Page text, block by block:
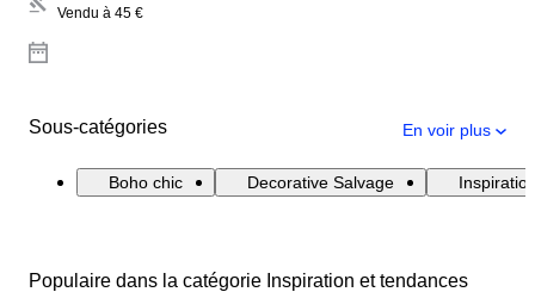
Vendu à 45 €
Sous-catégories En voir plus
Boho chic Decorative Salvage
Populaire dans la catégorie Inspiration et tendances